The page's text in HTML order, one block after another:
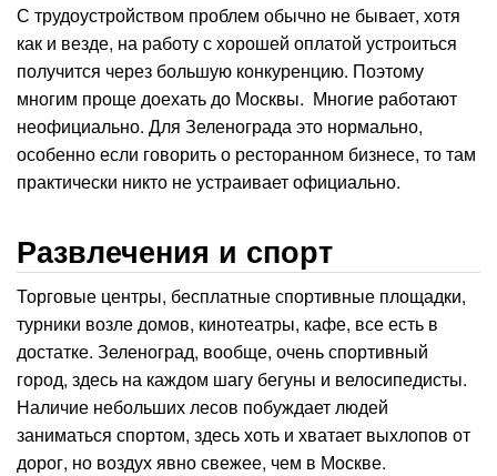
С трудоустройством проблем обычно не бывает, хотя
как и везде, на работу с хорошей оплатой устроиться
получится через большую конкуренцию. Поэтому
многим проще доехать до Москвы. Многие работают
неофициально. Для Зеленограда это нормально,
особенно если говорить о ресторанном бизнесе, то там
практически никто не устраивает официально.
Развлечения и спорт
Торговые центры, бесплатные спортивные площадки,
турники возле домов, кинотеатры, кафе, все есть в
достатке. Зеленоград, вообще, очень спортивный
город, здесь на каждом шагу бегуны и велосипедисты.
Наличие небольших лесов побуждает людей
заниматься спортом, здесь хоть и хватает выхлопов от
дорог, но воздух явно свежее, чем в Москве.